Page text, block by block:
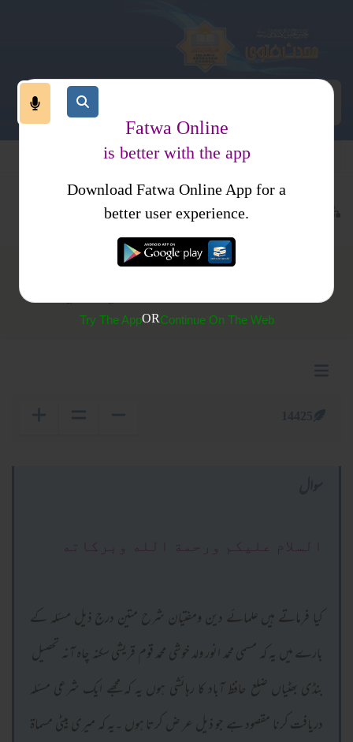
طلاق متفرقات کتب فتاوی
(325) جھگڑے کے دران اکٹھی تین طلاقیں دینا
السلام عليكم ورحمة الله وبركاته
کیا فرماتے ہیں علمائے دین ومفتیان شرح متین درج ذیل مسئلہ کے
بارے میں یہ کہ مسمی محمد انور ولد خوشی محمد قوم قریشی سکنہ چاہ آنہ تحصیل
بنڈی بھٹیاں ضلع حافظ آباد کا رہائشی ہوں یہ کہ مجھے ایک شرعی مسئلہ
دریافت کرنا مقصود ہے جو ذیل عر ض کرتا ہوں ۔یہ کہ میری بیٹی مسماۃ
Fatwa Online
is better with the app
Download Fatwa Online App for a
better user experience.
Try The AppORContinue On The Web